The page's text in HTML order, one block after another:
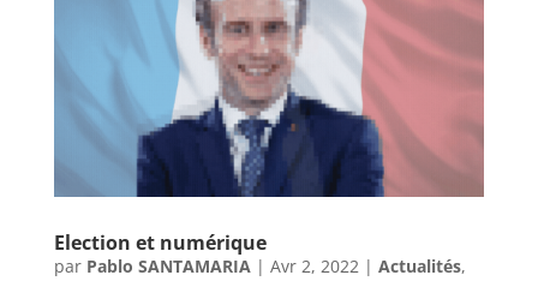
Election et numérique
par Pablo SANTAMARIA| Avr 2, 2022| Actualités,